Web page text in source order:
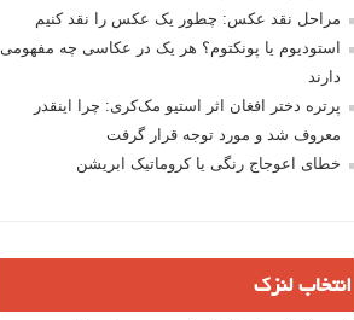
مراحل نقد عکس: چطور یک عکس را نقد کنیم
استودیوم یا پونکتوم؟ هر یک در عکاسی چه مفهومی
دارند
پرتره دختر افغان اثر استیو مک‌کری: چرا اینقدر
معروف شد و مورد توجه قرار گرفت
خطای اعوجاج رنگی یا کروماتیک ابریشن
انتخاب لنزک